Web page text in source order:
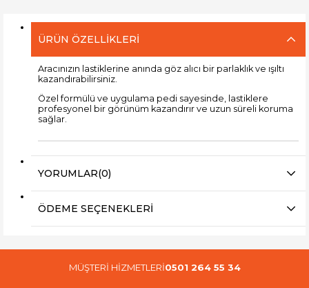
ÜRÜN ÖZELLIKLERI
Aracınızın lastiklerine anında göz alıcı bir parlaklık ve ışıltı
kazandırabilirsiniz.
Özel formülü ve uygulama pedi sayesinde, lastiklere
profesyonel bir görünüm kazandırır ve uzun süreli koruma
sağlar.
YORUMLAR(0)
ÖDEME SEÇENEKLERI
MÜŞTERİ HİZMETLERİ0501 264 55 34